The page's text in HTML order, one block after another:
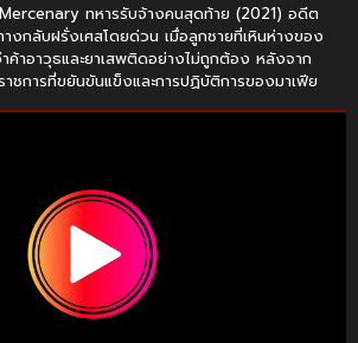
ทหารรับจ้างคนสุดท้าย (2021) อดีต
งกลับฝรั่งเศสโดยด่วน เมื่อลูกชายที่เหินห่างของ
ค้าอาวุธและยาเสพติดอย่างไม่ถูกต้อง หลังจาก
ชการที่ขยันขันแข็งและการปฏิบัติการของมาเฟีย